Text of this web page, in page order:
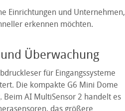
Einrichtungen und Unternehmen,
erkennen möchten.
Überwachung
für Eingangssysteme
Die kompakte G6 Mini Dome
AI MultiSensor 2 handelt es
das größere